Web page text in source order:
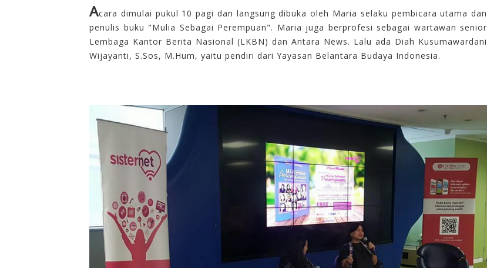
Acara dimulai pukul 10 pagi dan langsung dibuka oleh Maria selaku pembicara utama dan
penulis buku "Mulia Sebagai Perempuan". Maria juga berprofesi sebagai wartawan senior
Lembaga Kantor Berita Nasional (LKBN) dan Antara News. Lalu ada Diah Kusumawardani
Wijayanti, S.Sos, M.Hum, yaitu pendiri dari Yayasan Belantara Budaya Indonesia.